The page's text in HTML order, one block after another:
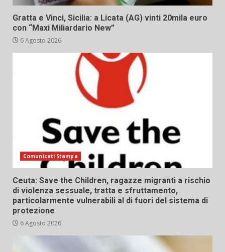
Gratta e Vinci, Sicilia: a Licata (AG) vinti 20mila euro
con “Maxi Miliardario New”
6 Agosto 2026
Comunicati Stampa
Ceuta: Save the Children, ragazze migranti a rischio
di violenza sessuale, tratta e sfruttamento,
particolarmente vulnerabili al di fuori del sistema di
protezione
6 Agosto 2026